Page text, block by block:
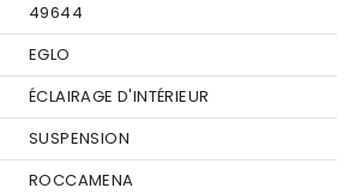
49644
EGLO
ÉCLAIRAGE D'INTÉRIEUR
SUSPENSION
ROCCAMENA